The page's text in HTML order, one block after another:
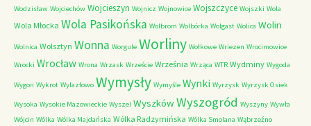
Wodzisław Wojciechów Wojcieszyn Wojnicz Wojnowice Wojszczyce Wojszki Wola
Wola Młocka Wola Pasikońska Wolbrom Wolbórka Wolgast Wolica Wolin
Wolnica Wolsztyn Wonna Worgule Worliny Wołkowe Wriezen Wrocimowice
Wrocki Wrocław Wrona Wrzask Wrzeście Września Wrząca WTR Wydminy Wygoda
Wygon Wykrot Wylazłowo Wymysły Wymyśle Wynki Wyrzysk Wyrzysk Osiek
Wysoka Wysokie Mazowieckie Wyszel WyszkówWyszogród Wyszyny Wywła
Wójcin Wólka Wólka Majdańska Wólka Radzymińska Wólka Smolana Wąbrzeźno